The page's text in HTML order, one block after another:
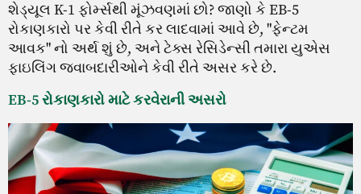
શેડ્યૂલ K-1 ફોર્મ્સથી મૂંઝવણમાં છો? જાણો કે EB-5
રોકાણકારો પર કેવી રીતે કર લાદવામાં આવે છે, "ફેન્ટમ
આવક" નો અર્થ શું છે, અને ટેક્સ રેસિડેન્સી તમારા યુએસ
ફાઇલિંગ જવાબદારીઓને કેવી રીતે અસર કરે છે.
EB-5 રોકાણકારો માટે કરવેરાની અસરો